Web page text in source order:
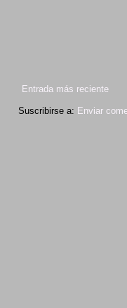
Entrada más reciente
Suscribirse a: Enviar